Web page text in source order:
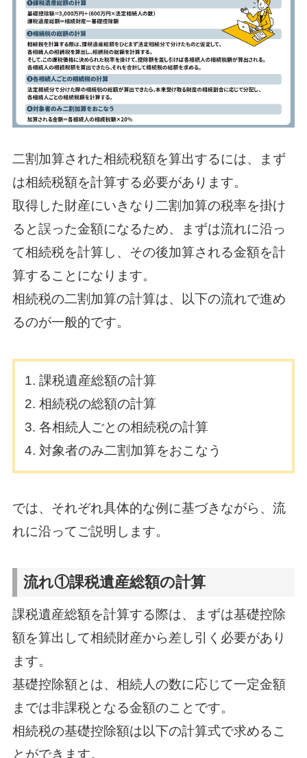
二割加算された相続税額を算出するには、まず
は相続税額を計算する必要があります。
取得した財産にいきなり二割加算の税率を掛け
ると誤った金額になるため、まずは流れに沿っ
て相続税を計算し、その後加算される金額を計
算することになります。
相続税の二割加算の計算は、以下の流れで進め
るのが一般的です。
課税遺産総額の計算
相続税の総額の計算
各相続人ごとの相続税の計算
対象者のみ二割加算をおこなう
では、それぞれ具体的な例に基づきながら、流
れに沿ってご説明します。
流れ①課税遺産総額の計算
課税遺産総額を計算する際は、まずは基礎控除
額を算出して相続財産から差し引く必要があり
ます。
基礎控除額とは、相続人の数に応じて一定金額
までは非課税となる金額のことです。
相続税の基礎控除額は以下の計算式で求めるこ
とができます。